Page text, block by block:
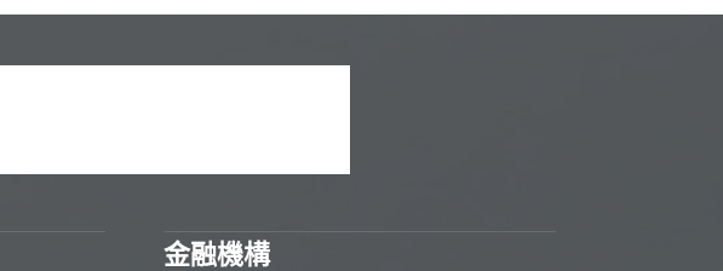
金融機構